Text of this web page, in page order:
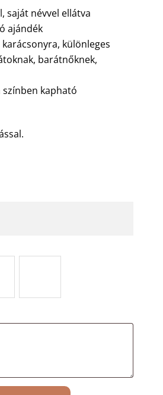
saját névvel ellátva
ajándék
különleges
barátnőknek,
színben kapható